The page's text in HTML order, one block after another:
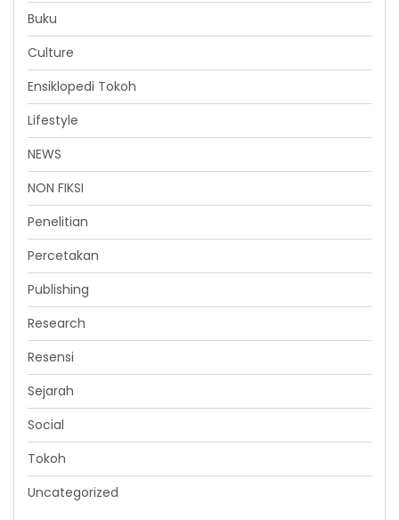
Buku
Culture
Ensiklopedi Tokoh
Lifestyle
NEWS
NON FIKSI
Penelitian
Percetakan
Publishing
Research
Resensi
Sejarah
Social
Tokoh
Uncategorized